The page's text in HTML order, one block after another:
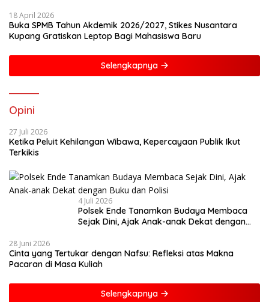
18 April 2026
Buka SPMB Tahun Akdemik 2026/2027, Stikes Nusantara
Kupang Gratiskan Leptop Bagi Mahasiswa Baru
Selengkapnya
Opini
27 Juli 2026
Ketika Peluit Kehilangan Wibawa, Kepercayaan Publik Ikut
Terkikis
4 Juli 2026
Polsek Ende Tanamkan Budaya Membaca
Sejak Dini, Ajak Anak-anak Dekat dengan
28 Juni 2026
Cinta yang Tertukar dengan Nafsu: Refleksi atas Makna
Pacaran di Masa Kuliah
Selengkapnya